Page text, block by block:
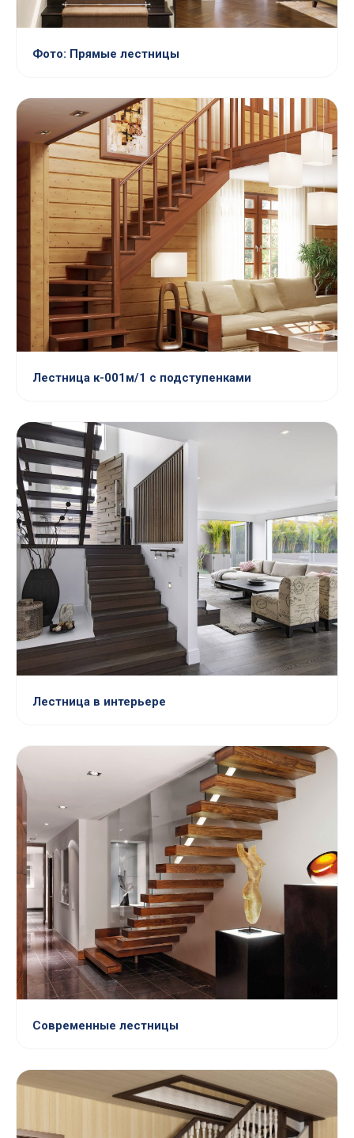
Фото: Прямые лестницы
Лестница к-001м/1 с подступенками
Лестница в интерьере
Современные лестницы